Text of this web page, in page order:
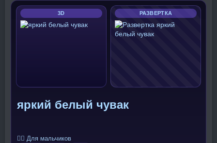
3D РАЗВЕРТКА
яркий белый чувак
🧍‍♂️ Для мальчиков